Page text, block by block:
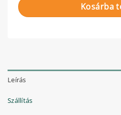
Leírás
Szállítás
Kosárba